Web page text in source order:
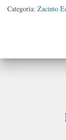
Categoria: Zacinto